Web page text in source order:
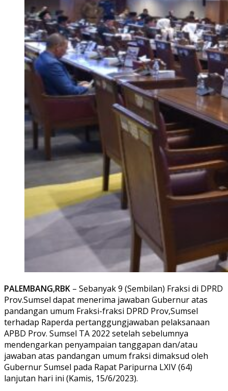
PALEMBANG,RBK – Sebanyak 9 (Sembilan) Fraksi di DPRD
Prov.Sumsel dapat menerima jawaban Gubernur atas
pandangan umum Fraksi-fraksi DPRD Prov,Sumsel
terhadap Raperda pertanggungjawaban pelaksanaan
APBD Prov. Sumsel TA 2022 setelah sebelumnya
mendengarkan penyampaian tanggapan dan/atau
jawaban atas pandangan umum fraksi dimaksud oleh
Gubernur Sumsel pada Rapat Paripurna LXIV (64)
lanjutan hari ini (Kamis, 15/6/2023).